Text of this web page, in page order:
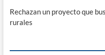
Rechazan un proyecto que
rurales